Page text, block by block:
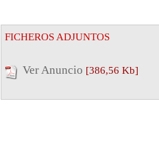
FICHEROS ADJUNTOS
Ver Anuncio [386,56 Kb]